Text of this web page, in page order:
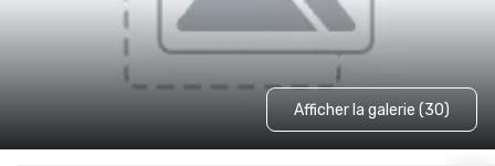
Afficher la galerie (30)